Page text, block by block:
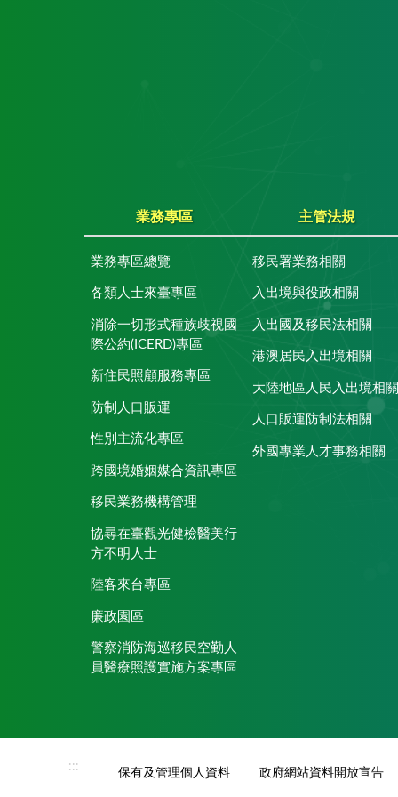
業務專區
業務專區總覽
各類人士來臺專區
消除一切形式種族歧視國
際公約(ICERD)專區
新住民照顧服務專區
防制人口販運
性別主流化專區
跨國境婚姻媒合資訊專區
移民業務機構管理
協尋在臺觀光健檢醫美行
方不明人士
陸客來台專區
廉政園區
警察消防海巡移民空勤人
員醫療照護實施方案專區
主管法規
移民署業務相關
入出境與役政相關
入出國及移民法相關
港澳居民入出境相關
大陸地區人民入出境相
人口販運防制法相關
外國專業人才事務相關
:::
保有及管理個人資料 政府網站資料開放宣告